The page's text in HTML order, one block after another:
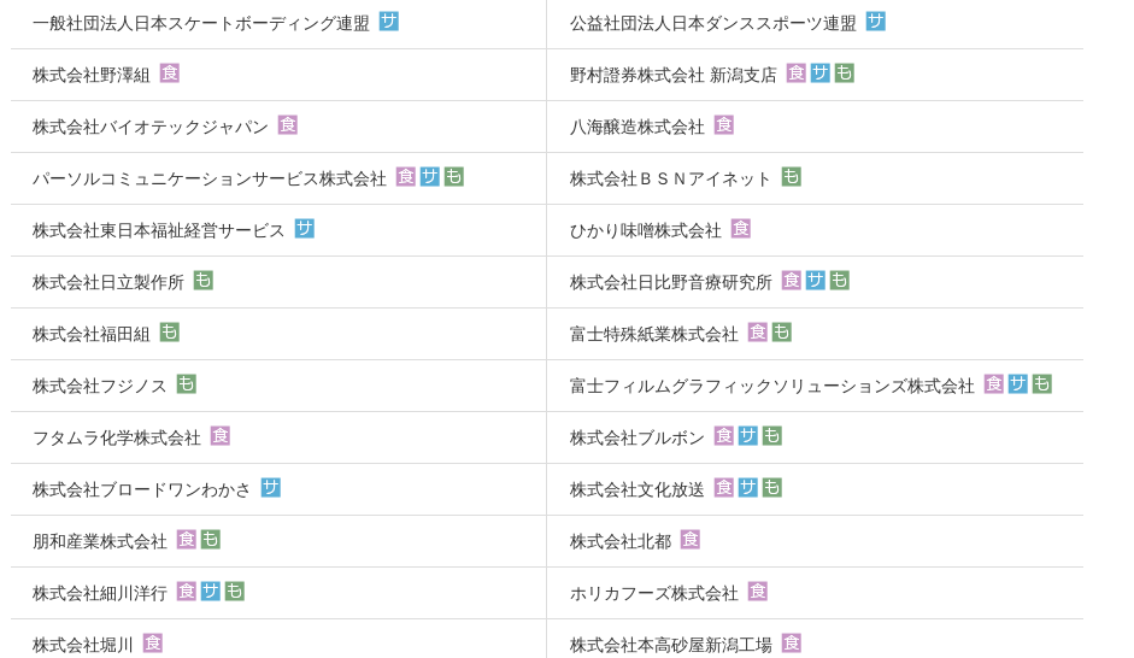
一般社団法人日本スケートボーディング連盟 公益社団法人日本ダンススポーツ連盟
株式会社野澤組 野村證券株式会社 新潟支店
株式会社バイオテックジャパン 八海醸造株式会社
パーソルコミュニケーションサービス株式会社 株式会社ＢＳＮアイネット
株式会社東日本福祉経営サービス ひかり味噌株式会社
株式会社日立製作所 株式会社日比野音療研究所
株式会社福田組 富士特殊紙業株式会社
株式会社フジノス 富士フィルムグラフィックソリューションズ株式会社
フタムラ化学株式会社 株式会社ブルボン
株式会社ブロードワンわかさ 株式会社文化放送
朋和産業株式会社 株式会社北都
株式会社細川洋行 ホリカフーズ株式会社
株式会社堀川 株式会社本高砂屋新潟工場